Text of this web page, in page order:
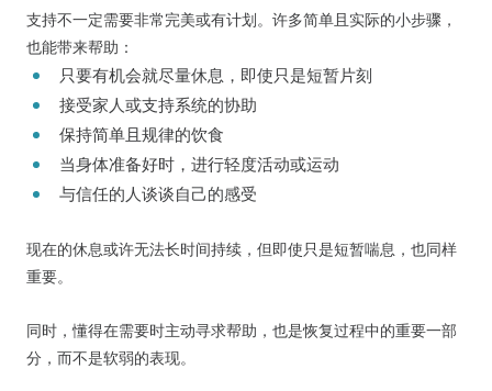
支持不一定需要非常完美或有计划。许多简单且实际的小步骤，
也能带来帮助：
只要有机会就尽量休息，即使只是短暂片刻
接受家人或支持系统的协助
保持简单且规律的饮食
当身体准备好时，进行轻度活动或运动
与信任的人谈谈自己的感受
现在的休息或许无法长时间持续，但即使只是短暂喘息，也同样
重要。
同时，懂得在需要时主动寻求帮助，也是恢复过程中的重要一部
分，而不是软弱的表现。